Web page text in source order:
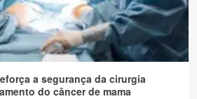
a segurança da cirurgia
do câncer de mama